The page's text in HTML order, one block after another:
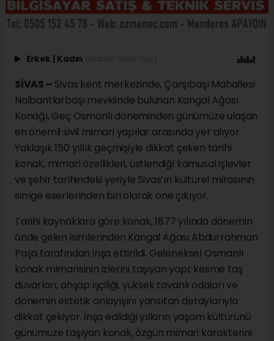
Erkek Kadın
SİVAS – Sivas kent merkezinde, Çarşıbaşı Mahallesi
Nalbantlarbaşı mevkiinde bulunan Kangal Ağası
Konağı, Geç Osmanlı döneminden günümüze ulaşan
en önemli sivil mimari yapılar arasında yer alıyor.
Yaklaşık 150 yıllık geçmişiyle dikkat çeken tarihi
konak, mimari özellikleri, üstlendiği kamusal işlevler
ve şehir tarihindeki yeriyle Sivas’ın kültürel mirasının
simge eserlerinden biri olarak öne çıkıyor.
Tarihi kaynaklara göre konak, 1877 yılında dönemin
önde gelen isimlerinden Kangal Ağası Abdurrahman
Paşa tarafından inşa ettirildi. Geleneksel Osmanlı
konak mimarisinin izlerini taşıyan yapı; kesme taş
duvarları, ahşap işçiliği, yüksek tavanlı odaları ve
dönemin estetik anlayışını yansıtan detaylarıyla
dikkat çekiyor. İnşa edildiği yılların yaşam kültürünü
günümüze taşıyan konak, özgün mimari karakterini